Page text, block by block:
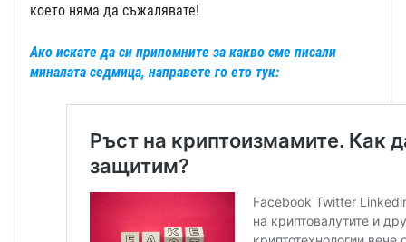
което няма да съжалявате!
Ако искате да си припомните за какво сме писали
миналата седмица, направете го ето тук: